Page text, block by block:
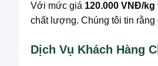
Với mức giá 120.000 VNĐ/kg
chất lượng. Chúng tôi tin
Dịch Vụ Khách Hàng